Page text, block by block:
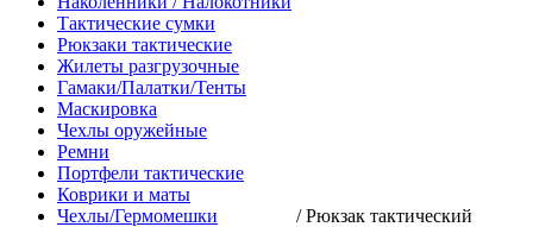
Тактические сумки
Рюкзаки тактические
Жилеты разгрузочные
Гамаки/Палатки/Тенты
Маскировка
Чехлы оружейные
Ремни
Портфели тактические
Коврики и маты
Чехлы/Гермомешки
/Рюкзак тактический